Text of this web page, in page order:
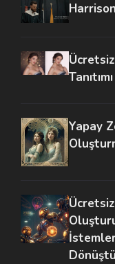
Tanıtımı
Yapay